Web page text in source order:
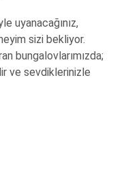
uyanacağınız,
sizi bekliyor.
bungalovlarımızda;
ve sevdiklerinizle